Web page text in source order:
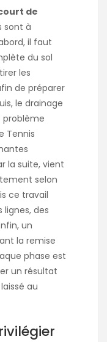
de
sont à
il faut
du sol
les
de préparer
le drainage
Tennis
la suite, vient
selon
ce travail
des
un
la remise
phase est
un résultat
au